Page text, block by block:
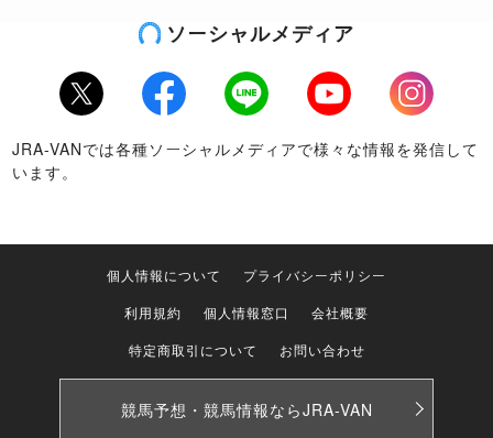
ソーシャルメディア
Twitter Facebook LINE Youtube
Instagram
JRA-VANでは各種ソーシャルメディアで様々な情報を発信して
います。
個人情報について
プライバシーポリシー
利用規約
個人情報窓口
会社概要
特定商取引について
お問い合わせ
競馬予想・競馬情報ならJRA-VAN